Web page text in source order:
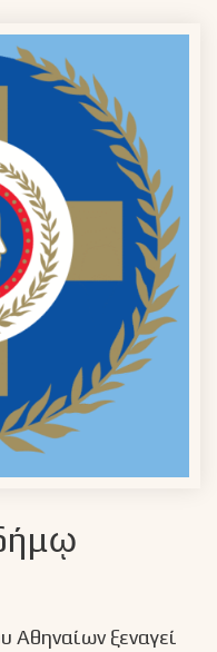
Αθηναίων ξεναγεί